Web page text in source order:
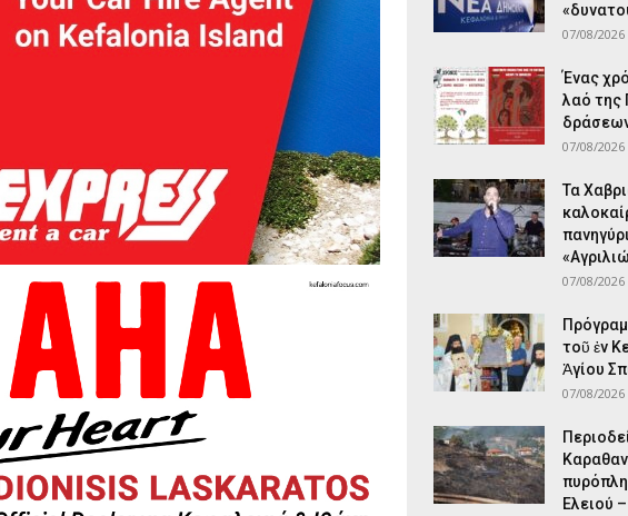
07/08/2026
Ένας
λαό της
07/08/2026
Τα
07/08/2026
τοῦ ἐν
Ἁγίου
07/08/2026
Ελειού